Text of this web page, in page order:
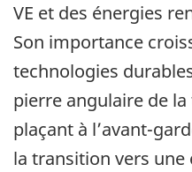
VE et des énergies
Son importance
technologies
pierre angulaire de
plaçant à l’avant-
la transition vers une